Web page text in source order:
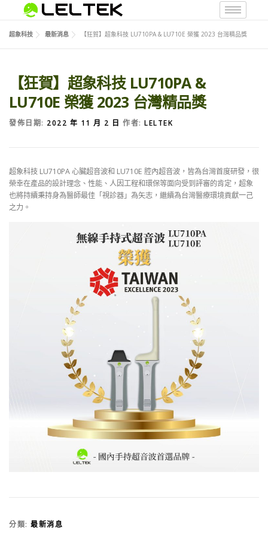
超象科技 最新消息 【狂賀】超象科技 LU710PA & LU710E 榮獲 2023 台灣精品獎
【狂賀】超象科技 LU710PA &
LU710E 榮獲 2023 台灣精品獎
發佈日期: 2022 年 11 月 2 日 作者: LELTEK
超象科技 LU710PA 心臟超音波和 LU710E 腔內超音波，皆為台灣首度研發，很
榮幸在產品的設計理念、性能、人因工程和環保等面向受到評審的肯定，超象
也將持續秉持身為醫師最佳「視診器」為矢志，繼續為台灣醫療環境貢獻一己
之力。
分類: 最新消息